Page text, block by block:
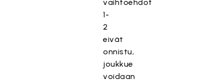
vaihtoehdot
1-
2
eivät
onnistu,
joukkue
voidaan